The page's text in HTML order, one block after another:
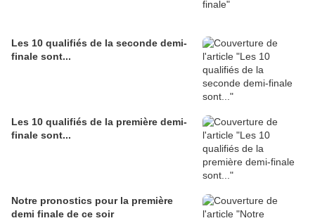
Les 10 qualifiés de la seconde demi-
finale sont...
Les 10 qualifiés de la première demi-
finale sont...
Notre pronostics pour la première
demi finale de ce soir